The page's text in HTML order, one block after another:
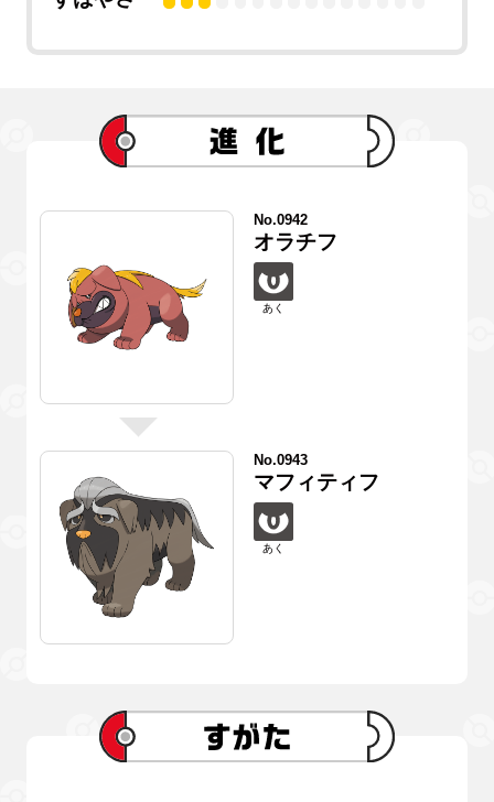
No.0942
オラチフ
あく
No.0943
マフィティフ
あく